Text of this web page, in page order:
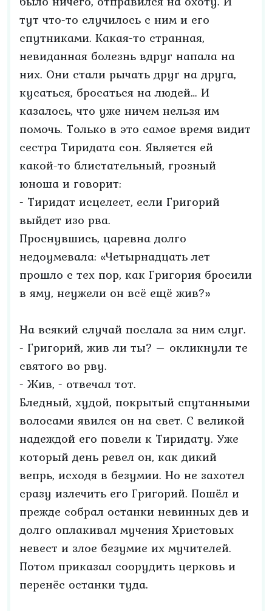
тут что-то случилось с ним и его
спутниками. Какая-то странная,
невиданная болезнь вдруг напала на
них. Они стали рычать друг на друга,
кусаться, бросаться на людей… И
казалось, что уже ничем нельзя им
помочь. Только в это самое время видит
сестра Тиридата сон. Является ей
какой-то блистательный, грозный
юноша и говорит:
- Тиридат исцелеет, если Григорий
выйдет изо рва.
Проснувшись, царевна долго
недоумевала: «Четырнадцать лет
прошло с тех пор, как Григория бросили
в яму, неужели он всё ещё жив?»
На всякий случай послала за ним слуг.
- Григорий, жив ли ты? – окликнули те
святого во рву.
- Жив, - отвечал тот.
Бледный, худой, покрытый спутанными
волосами явился он на свет. С великой
надеждой его повели к Тиридату. Уже
который день ревел он, как дикий
вепрь, исходя в безумии. Но не захотел
сразу излечить его Григорий. Пошёл и
прежде собрал останки невинных дев и
долго оплакивал мучения Христовых
невест и злое безумие их мучителей.
Потом приказал соорудить церковь и
перенёс останки туда.